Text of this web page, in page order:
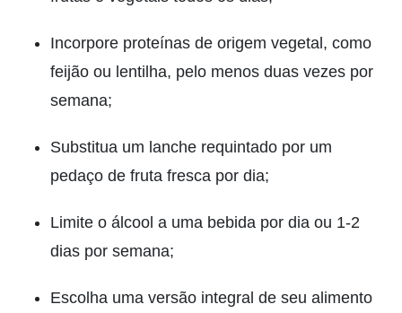
Incorpore proteínas de origem vegetal, como
feijão ou lentilha, pelo menos duas vezes por
semana;
Substitua um lanche requintado por um
pedaço de fruta fresca por dia;
Limite o álcool a uma bebida por dia ou 1-2
dias por semana;
Escolha uma versão integral de seu alimento